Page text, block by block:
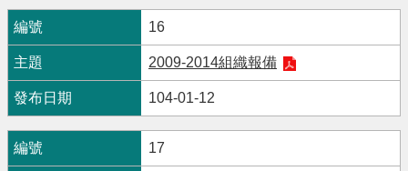
16
2009-2014組織報備
104-01-12
17